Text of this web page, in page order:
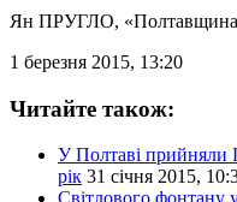
Ян ПРУГЛО,
1 березня 2015, 13:20
Читайте також:
У Полтаві прийняли
рік 31 січня 2015,